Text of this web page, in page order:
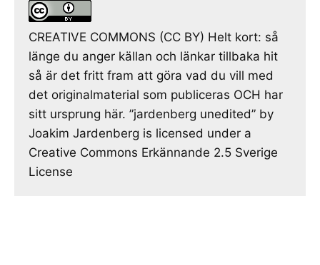
CREATIVE COMMONS (CC BY) Helt kort: så
länge du anger källan och länkar tillbaka hit
så är det fritt fram att göra vad du vill med
det originalmaterial som publiceras OCH har
sitt ursprung här. ”jardenberg unedited” by
Joakim Jardenberg is licensed under a
Creative Commons Erkännande 2.5 Sverige
License